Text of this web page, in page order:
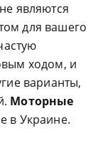
являются
для вашего
ходом, и
варианты,
Моторные
в Украине.